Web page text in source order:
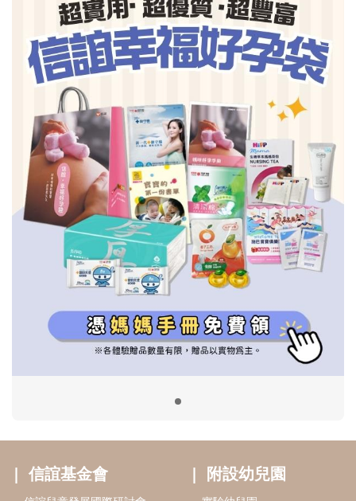
信誼基金會
2022信誼年度報告
2023信誼年度報告
2024信誼年度報告
好孕袋
附設幼兒園
小袋鼠幼師網